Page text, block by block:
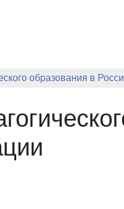
образования в